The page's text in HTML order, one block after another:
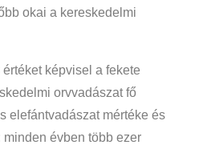
okai a kereskedelmi
képvisel a fekete
orvvadászat fő
elefántvadászat mértéke és
minden évben több ezer